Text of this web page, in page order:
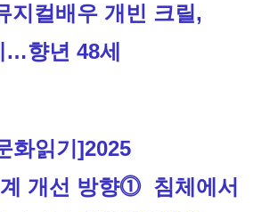
지컬배우 개빈 크릴,
…향년 48세
화읽기]2025
개선 방향⓵  침체에서